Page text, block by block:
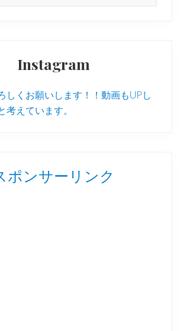
Instagram
しくお願いします！！動画もUPし
考えています。
ポンサーリンク